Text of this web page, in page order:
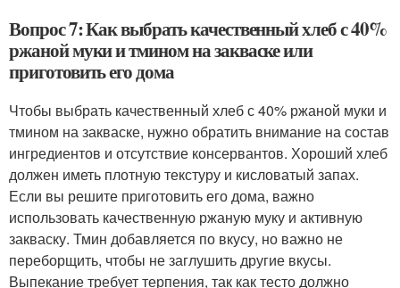
Вопрос 7: Как выбрать качественный хлеб с 40%
ржаной муки и тмином на закваске или
приготовить его дома
Чтобы выбрать качественный хлеб с 40% ржаной муки и
тмином на закваске, нужно обратить внимание на состав
ингредиентов и отсутствие консервантов. Хороший хлеб
должен иметь плотную текстуру и кисловатый запах.
Если вы решите приготовить его дома, важно
использовать качественную ржаную муку и активную
закваску. Тмин добавляется по вкусу, но важно не
переборщить, чтобы не заглушить другие вкусы.
Выпекание требует терпения, так как тесто должно